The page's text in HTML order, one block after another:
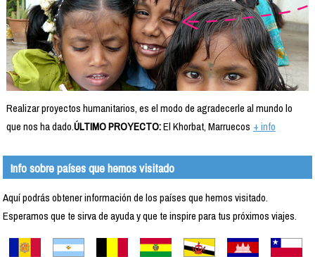
Realizar proyectos humanitarios, es el modo de agradecerle al mundo lo
que nos ha dado.ÚLTIMO PROYECTO:El Khorbat, Marruecos + info
Info sobre países que hemos visitado
Aquí podrás obtener información de los países que hemos visitado.
Esperamos que te sirva de ayuda y que te inspire para tus próximos viajes.